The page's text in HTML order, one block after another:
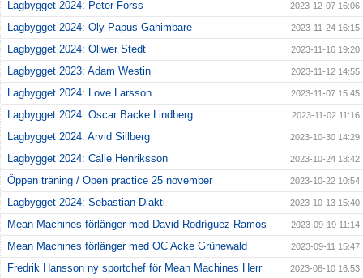
Lagbygget 2024: Peter Forss 2023-12-07 16:06
Lagbygget 2024: Oly Papus Gahimbare 2023-11-24 16:15
Lagbygget 2024: Oliwer Stedt 2023-11-16 19:20
Lagbygget 2023: Adam Westin 2023-11-12 14:55
Lagbygget 2024: Love Larsson 2023-11-07 15:45
Lagbygget 2024: Oscar Backe Lindberg 2023-11-02 11:16
Lagbygget 2024: Arvid Sillberg 2023-10-30 14:29
Lagbygget 2024: Calle Henriksson 2023-10-24 13:42
Öppen träning / Open practice 25 november 2023-10-22 10:54
Lagbygget 2024: Sebastian Diakti 2023-10-13 15:40
Mean Machines förlänger med David Rodríguez Ramos 2023-09-19 11:14
Mean Machines förlänger med OC Acke Grünewald 2023-09-11 15:47
Fredrik Hansson ny sportchef för Mean Machines Herr 2023-08-10 16:53